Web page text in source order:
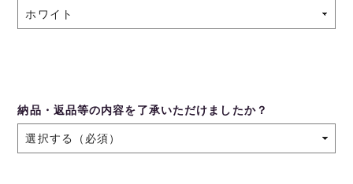
納品・返品等の内容を了承いただけましたか？